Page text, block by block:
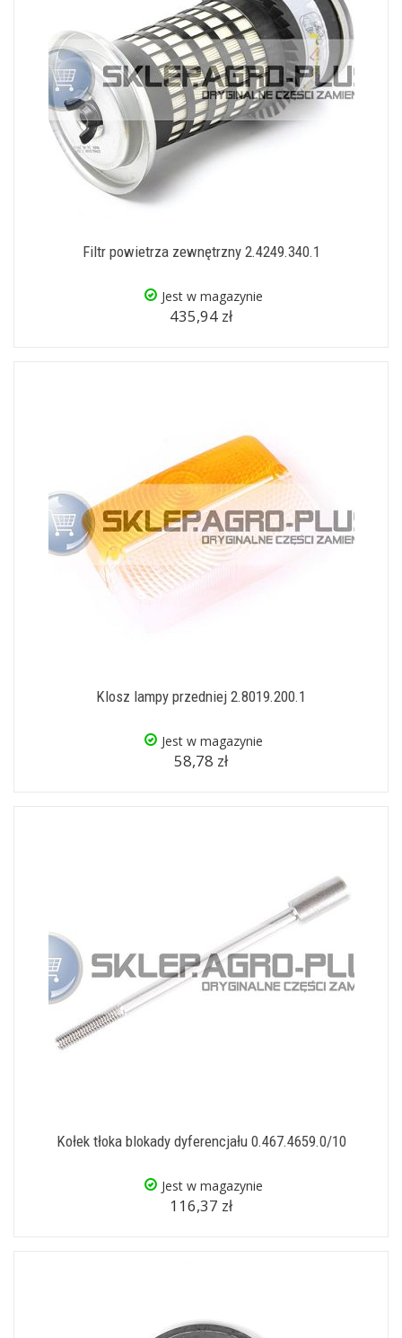
Filtr powietrza zewnętrzny 2.4249.340.1
Jest w magazynie
435,94 zł
Klosz lampy przedniej 2.8019.200.1
Jest w magazynie
58,78 zł
Kołek tłoka blokady dyferencjału 0.467.4659.0/10
Jest w magazynie
116,37 zł